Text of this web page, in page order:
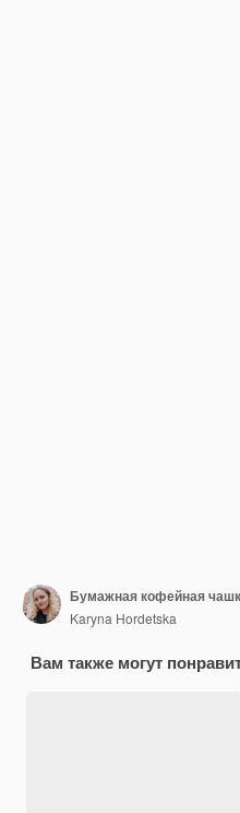
Karyna Hordetska
Вам также могут